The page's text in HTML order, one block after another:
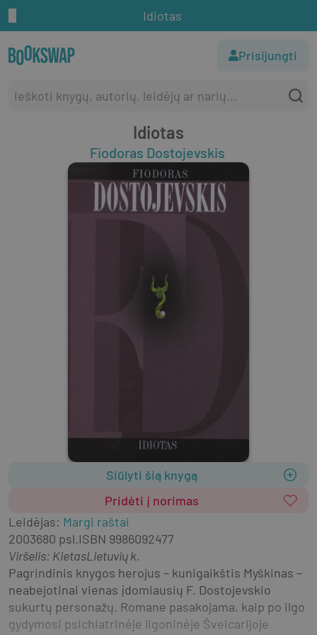
Idiotas
Prisijungti
Idiotas
Fiodoras Dostojevskis
Siūlyti šią knygą
Pridėti į norimas
Leidėjas: Margi raštai
2003680 psl.ISBN 9986092477
Viršelis: KietasLietuvių k.
Pagrindinis knygos herojus – kunigaikštis Myškinas –
neabejotinai vienas įdomiausių F. Dostojevskio
sukurtų personažų. Romane pasakojama, kaip po ilgo
gydymosi psichiatrinėje ligoninėje Šveicarijoje